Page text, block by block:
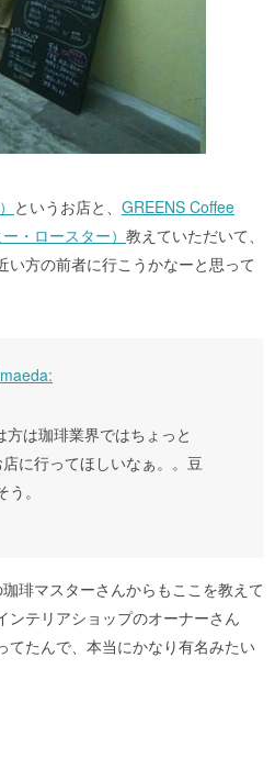
というお店と、 GREENS Coffee
・ロースター） 教えていただいて、
い方の前者に行こうかなーと思って
は珈琲業界ではちょっと
に行ってほしいなぁ。。豆
。
琲マスターさんからもここを教えて
ンテリアショップのオーナーさん
てたんで、本当にかなり有名みたい